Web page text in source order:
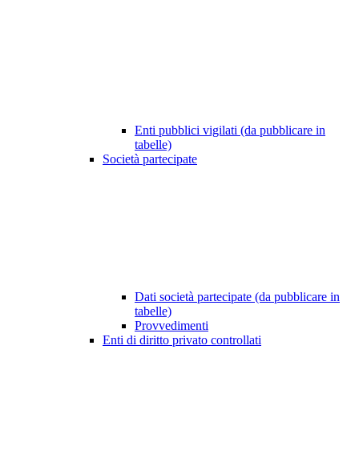
Enti pubblici vigilati (da pubblicare in
tabelle)
Società partecipate
Dati società partecipate (da pubblicare in
tabelle)
Provvedimenti
Enti di diritto privato controllati